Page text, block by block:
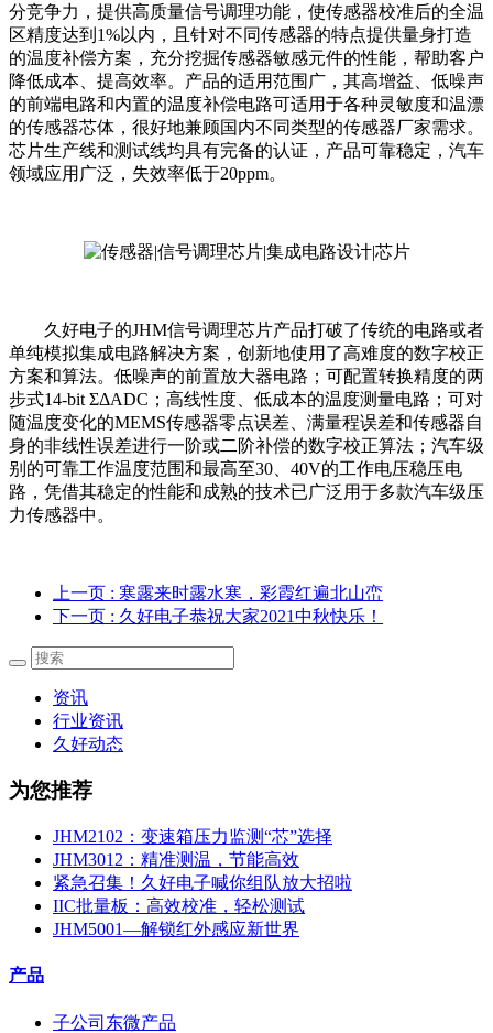
分竞争力，提供高质量信号调理功能，使传感器校准后的全温
区精度达到1%以内，且针对不同传感器的特点提供量身打造
的温度补偿方案，充分挖掘传感器敏感元件的性能，帮助客户
降低成本、提高效率。产品的适用范围广，其高增益、低噪声
的前端电路和内置的温度补偿电路可适用于各种灵敏度和温漂
的传感器芯体，很好地兼顾国内不同类型的传感器厂家需求。
芯片生产线和测试线均具有完备的认证，产品可靠稳定，汽车
领域应用广泛，失效率低于20ppm。
久好电子的JHM信号调理芯片产品打破了传统的电路或者
单纯模拟集成电路解决方案，创新地使用了高难度的数字校正
方案和算法。低噪声的前置放大器电路；可配置转换精度的两
步式14-bit ΣΔADC；高线性度、低成本的温度测量电路；可对
随温度变化的MEMS传感器零点误差、满量程误差和传感器自
身的非线性误差进行一阶或二阶补偿的数字校正算法；汽车级
别的可靠工作温度范围和最高至30、40V的工作电压稳压电
路，凭借其稳定的性能和成熟的技术已广泛用于多款汽车级压
力传感器中。
上一页 : 寒露来时露水寒，彩霞红遍北山峦
下一页 : 久好电子恭祝大家2021中秋快乐！
资讯
行业资讯
久好动态
为您推荐
JHM2102：变速箱压力监测“芯”选择
JHM3012：精准测温，节能高效
紧急召集！久好电子喊你组队放大招啦
IIC批量板：高效校准，轻松测试
JHM5001—解锁红外感应新世界
产品
子公司东微产品